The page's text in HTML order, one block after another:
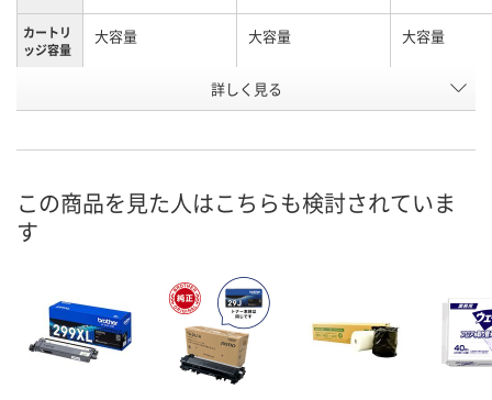
カートリ
ッジ容量
大容量 大容量 大容量
ブラック マゼンタ
号
お届け日
カゴへ
数量
カゴへ カ
詳しく見る
この商品を見た人はこちらも検討されていま
す